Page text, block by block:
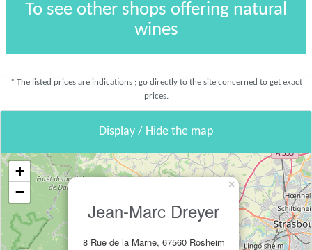
To see other shops offering natural
wines
* The listed prices are indications ; go directly to the site concerned to get exact
prices.
Display / Hide the map
Jean-Marc Dreyer
8 Rue de la Marne, 67560 Rosheim
×
+
−